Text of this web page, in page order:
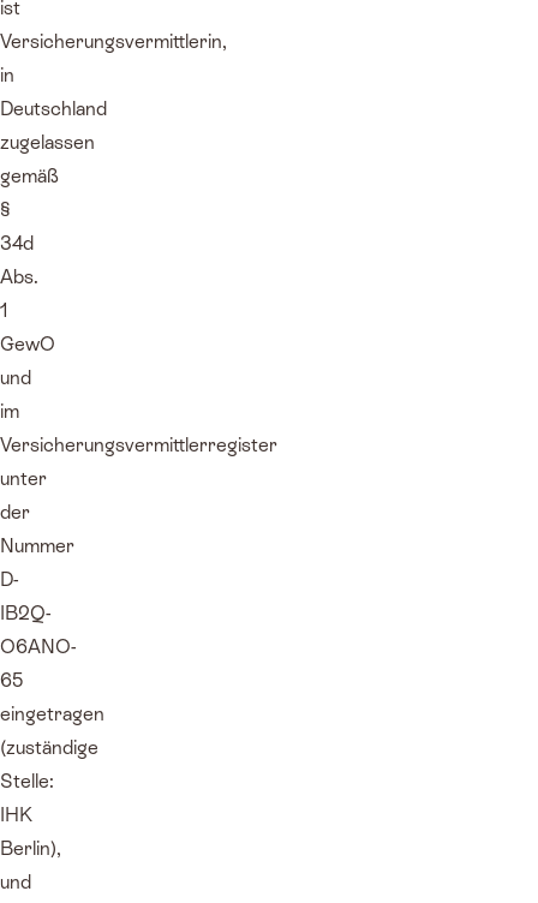
ist
Versicherungsvermittlerin,
in
Deutschland
zugelassen
gemäß
§
34d
Abs.
1
GewO
und
im
Versicherungsvermittlerregister
unter
der
Nummer
D-
IB2Q-
O6ANO-
65
eingetragen
(zuständige
Stelle:
IHK
Berlin),
und